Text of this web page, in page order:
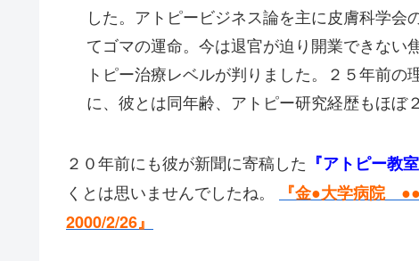
した。アトピービジネス論を主に皮膚科学
てゴマの運命。今は退官が迫り開業できな
トピー治療レベルが判りました。２５年前
に、彼とは同年齢、アトピー研究経歴もほぼ
２０年前にも彼が新聞に寄稿した 『アトピー教室
くとは思いませんでしたね。
『金●大学病院
2000/2/26』